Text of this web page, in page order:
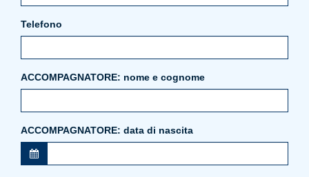
Telefono
ACCOMPAGNATORE: nome e cognome
ACCOMPAGNATORE: data di nascita